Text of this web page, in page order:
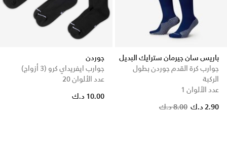
باريس سان جيرمان سترايك البديل
جوارب كرة القدم جوردن بطول
الركبة
عدد الألوان 1
8.00 د.ك
2.90 د.ك
جوردن
جوارب ايفريداي كرو (3 أزواج)
عدد الألوان 20
10.00 د.ك